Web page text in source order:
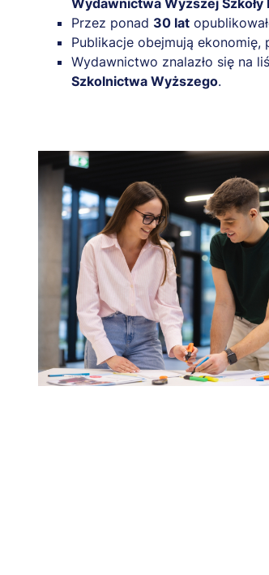
Wydawnictwa Wyższej
Przez ponad 30 lat
Publikacje obejmują ekonomię,
Wydawnictwo znalazło się na
Szkolnictwa Wyższego.